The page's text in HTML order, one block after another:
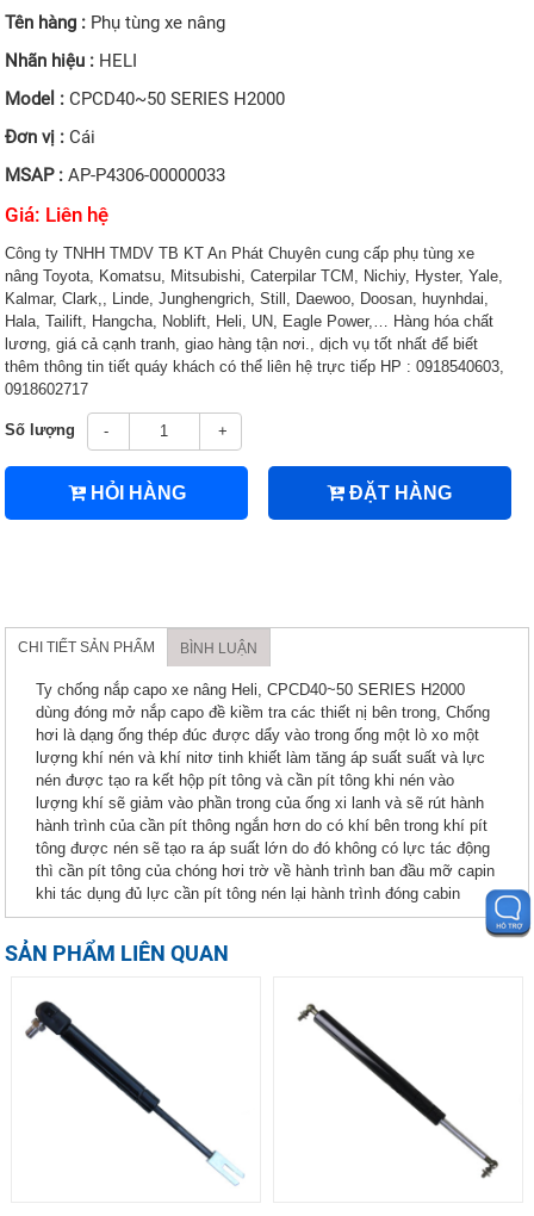
Tên hàng : Phụ tùng xe nâng
Nhãn hiệu : HELI
Model :CPCD40~50 SERIES H2000
Đơn vị :Cái
MSAP :AP-P4306-00000033
Giá: Liên hệ
Công ty TNHH TMDV TB KT An Phát Chuyên cung cấp phụ tùng xe
nâng Toyota, Komatsu, Mitsubishi, Caterpilar TCM, Nichiy, Hyster, Yale,
Kalmar, Clark,, Linde, Junghengrich, Still, Daewoo, Doosan, huynhdai,
Hala, Tailift, Hangcha, Noblift, Heli, UN, Eagle Power,… Hàng hóa chất
lương, giá cả cạnh tranh, giao hàng tận nơi., dịch vụ tốt nhất để biết
thêm thông tin tiết quáy khách có thể liên hệ trực tiếp HP : 0918540603,
0918602717
Số lượng - +
HỎI HÀNG ĐẶT HÀNG
CHI TIẾT SẢN PHẨM BÌNH LUẬN
Ty chống nắp capo xe nâng Heli, CPCD40~50 SERIES H2000
dùng đóng mở nắp capo đề kiềm tra các thiết nị bên trong, Chống
hơi là dạng ống thép đúc được dẩy vào trong ống một lò xo một
lượng khí nén và khí nitơ tinh khiết làm tăng áp suất suất và lực
nén được tạo ra kết hộp pít tông và cần pít tông khi nén vào
lượng khí sẽ giảm vào phần trong của ống xi lanh và sẽ rút hành
hành trình của cần pít thông ngắn hơn do có khí bên trong khí pít
tông được nén sẽ tạo ra áp suất lớn do đó không có lực tác động
thì cần pít tông của chóng hơi trờ về hành trình ban đầu mỡ capin
khi tác dụng đủ lực cần pít tông nén lại hành trình đóng cabin
SẢN PHẨM LIÊN QUAN